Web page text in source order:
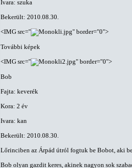
Ivara: szuka
Bekerült: 2010.08.30.
<IMG src=" " border="0">
További képek
<IMG src=" " border="0">
Bob
Fajta: keverék
Kora: 2 év
Ivara: kan
Bekerült: 2010.08.30.
Lőrinciben az Árpád útról fogtuk be Bobot, aki
Bob olyan gazdit keres, akinek nagyon sok